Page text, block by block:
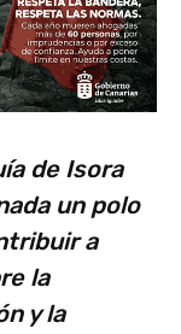
de Isora
un polo
a
la
y la